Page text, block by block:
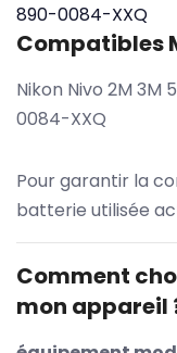
890-0084-XXQ
Compatibles
Nikon Nivo 2M 3M
0084-XXQ
Pour garantir la
batterie utilisée
Comment
mon appareil